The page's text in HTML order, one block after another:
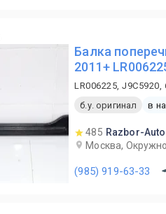
Балка
2011+
LR006225, J9C5920,
б.у. оригинал
в
485 Razbor-
Москва,
(985) 919-63-33